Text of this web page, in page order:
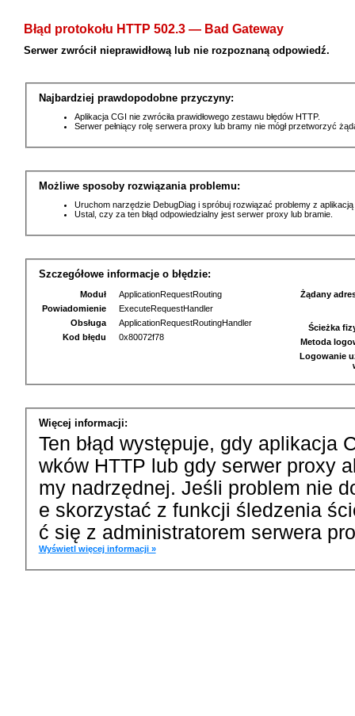
Błąd protokołu HTTP 502.3 — Bad Gateway
Serwer zwrócił nieprawidłową lub nie rozpoznaną odpowiedź.
Najbardziej prawdopodobne przyczyny:
Aplikacja CGI nie zwróciła prawidłowego zestawu błędów HTTP.
Serwer pełniący rolę serwera proxy lub bramy nie mógł przetworzyć
Możliwe sposoby rozwiązania problemu:
Uruchom narzędzie DebugDiag i spróbuj rozwiązać problemy z
Ustal, czy za ten błąd odpowiedzialny jest serwer proxy lub bramie.
Szczegółowe informacje o błędzie:
Moduł
ApplicationRequestRouting
Powiadomienie
ExecuteRequestHandler
Obsługa
ApplicationRequestRoutingHandler
Kod błędu
0x80072f78
Żądany
Ścieżka
Metoda
Logowanie
Więcej informacji:
Ten błąd występuje, gdy aplikacja
wków HTTP lub gdy serwer proxy
my nadrzędnej. Jeśli problem nie
e skorzystać z funkcji śledzenia
ć się z administratorem serwera
Wyświetl więcej informacji »